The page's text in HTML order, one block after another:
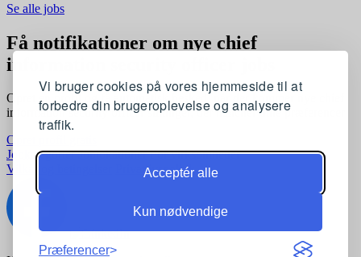
Vi bruger cookies på vores hjemmeside til at
forbedre din brugeroplevelse og analysere
traffik.
Acceptér alle
Kun nødvendige
Præferencer
Se alle jobs
Få notifikationer om nye chief
information security officer jobs
Opret en profil og få automatisk besked, når der kommer nye chief
information security officer stillinger, der matcher dine præferencer
Opret profil gratis
Jobkategorier Joblokationer For virksomheder
Vilkår og betingelser
Privatlivspolitik